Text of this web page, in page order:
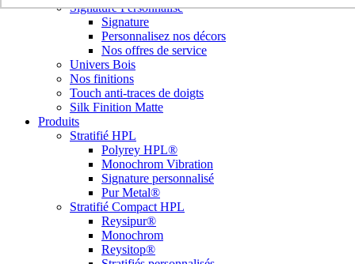
Signature Personnalisé
Signature
Personnalisez nos décors
Nos offres de service
Univers Bois
Nos finitions
Touch anti-traces de doigts
Silk Finition Matte
Produits
Stratifié HPL
Polyrey HPL®
Monochrom Vibration
Signature personnalisé
Pur Metal®
Stratifié Compact HPL
Reysipur®
Monochrom
Reysitop®